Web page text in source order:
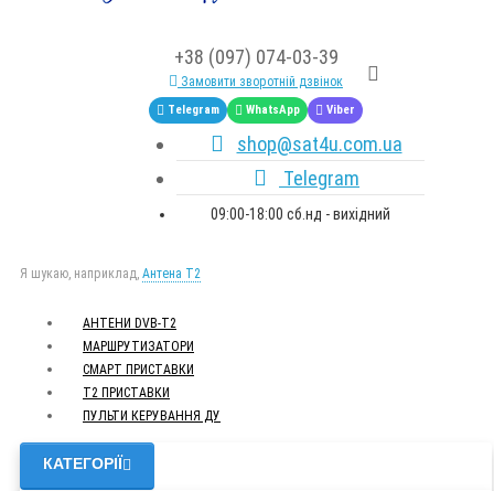
+38 (097) 074-03-39
Замовити зворотній дзвінок
Telegram WhatsApp Viber
shop@sat4u.com.ua
Telegram
09:00-18:00 сб.нд - вихідний
Я шукаю, наприклад, Антена Т2
АНТЕНИ DVB-Т2
МАРШРУТИЗАТОРИ
СМАРТ ПРИСТАВКИ
Т2 ПРИСТАВКИ
ПУЛЬТИ КЕРУВАННЯ ДУ
КАТЕГОРІЇ